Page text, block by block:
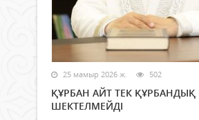
25 мамыр 2026 ж. 502
ҚҰРБАН АЙТ ТЕК
ШЕКТЕЛМЕЙДІ